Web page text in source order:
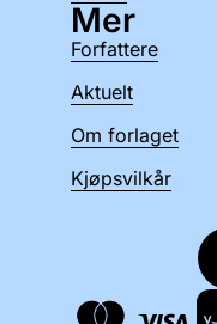
Mer
Forfattere
Aktuelt
Om forlaget
Kjøpsvilkår